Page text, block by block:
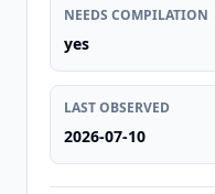
NEEDS COMPILATION
yes
LAST OBSERVED
2026-07-10